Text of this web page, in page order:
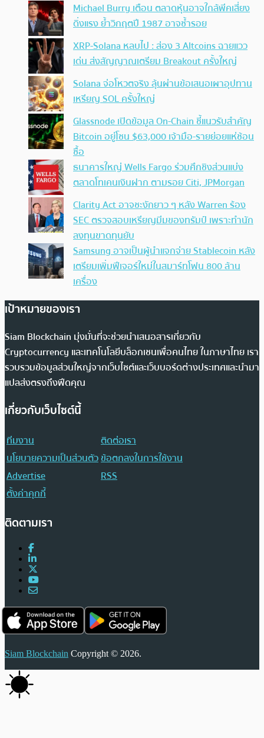
Michael Burry เตือน ตลาดหุ้นอาจใกล้พีคเสี่ยง
ดิ่งแรง ย้ำวิกฤตปี 1987 อาจซ้ำรอย
XRP-Solana หลบไป : ส่อง 3 Altcoins ฉายแวว
เด่น ส่งสัญญาณเตรียม Breakout ครั้งใหญ่
Solana จ่อโหวตจริง ลุ้นผ่านข้อเสนอเผาอุปทาน
เหรียญ SOL ครั้งใหญ่
Glassnode เปิดข้อมูล On-Chain ชี้แนวรับสำคัญ
Bitcoin อยู่โซน $63,000 เจ้ามือ-รายย่อยแห่ช้อน
ซื้อ
ธนาคารใหญ่ Wells Fargo ร่วมศึกชิงส่วนแบ่ง
ตลาดโทเคนเงินฝาก ตามรอย Citi, JPMorgan
Clarity Act อาจชะงักยาว ๆ หลัง Warren ร้อง
SEC ตรวจสอบเหรียญมีมของทรัมป์ เพราะทำนัก
ลงทุนขาดทุนยับ
Samsung อาจเป็นผู้นำแจกจ่าย Stablecoin หลัง
เตรียมเพิ่มฟีเจอร์ใหม่ในสมาร์ทโฟน 800 ล้าน
เครื่อง
เป้าหมายของเรา
Siam Blockchain มุ่งมั่นที่จะช่วยนำเสนอสารเกี่ยวกับ
Cryptocurrency และเทคโนโลยีบล็อกเชนเพื่อคนไทย ในภาษาไทย เรา
รวบรวมข้อมูลส่วนใหญ่จากเว็บไซต์และเว็บบอร์ดต่างประเทศและนำมา
แปลส่งตรงถึงฟีดคุณ
เกี่ยวกับเว็บไซต์นี้
ทีมงาน
ติดต่อเรา
นโยบายความเป็นส่วนตัวข้อตกลงในการใช้งาน
Advertise
RSS
ตั้งค่าคุกกี้
ติดตามเรา
Siam Blockchain Copyright © 2026.